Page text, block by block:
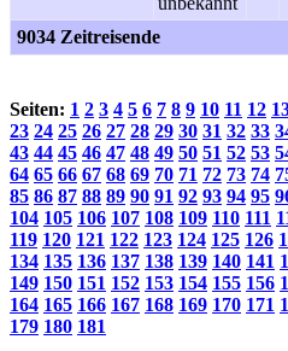
9034 Zeitreisende
Seiten: 1 2 3 4 5 6 7 8 9 10 11 12
23 24 25 26 27 28 29 30 31 32 33
43 44 45 46 47 48 49 50 51 52 53
64 65 66 67 68 69 70 71 72 73 74
85 86 87 88 89 90 91 92 93 94 95
104 105 106 107 108 109 110 111
119 120 121 122 123 124 125 126
134 135 136 137 138 139 140 141
149 150 151 152 153 154 155 156
164 165 166 167 168 169 170 171
179 180 181